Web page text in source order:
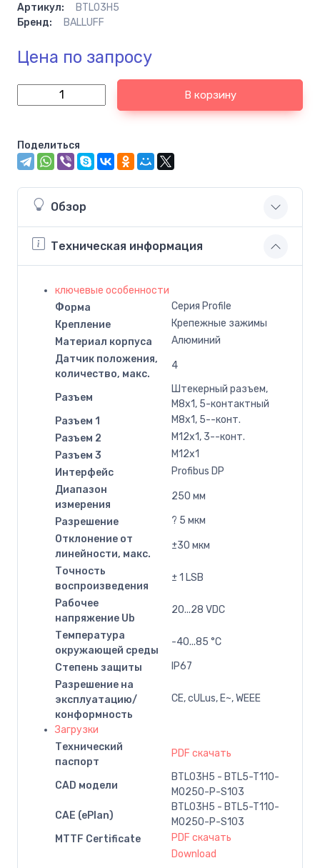
Артикул:
BTL03H5
Бренд:
BALLUFF
Цена по запросу
В корзину
Поделиться
Обзор
Техническая информация
ключевые особенности
Форма
Серия Profile
Крепление
Крепежные зажимы
Материал корпуса
Алюминий
Датчик положения,
количество, макс.
4
Разъем
Штекерный разъем,
M8x1, 5-контактный
Разъем 1
M8x1, 5--конт.
Разъем 2
M12x1, 3--конт.
Разъем 3
M12x1
Интерфейс
Profibus DP
Диапазон
измерения
250 мм
Разрешение
? 5 мкм
Отклонение от
линейности, макс.
±30 мкм
Точность
воспроизведения
± 1 LSB
Рабочее
напряжение Ub
20...28 VDC
Температура
окружающей среды
-40...85 °C
Степень защиты
IP67
Разрешение на
эксплуатацию/
конформность
CE, cULus, E~, WEEE
Загрузки
Технический
паспорт
PDF скачать
CAD модели
BTL03H5 - BTL5-T110-
M0250-P-S103
CAE (ePlan)
BTL03H5 - BTL5-T110-
M0250-P-S103
MTTF Certificate
PDF скачать
Download